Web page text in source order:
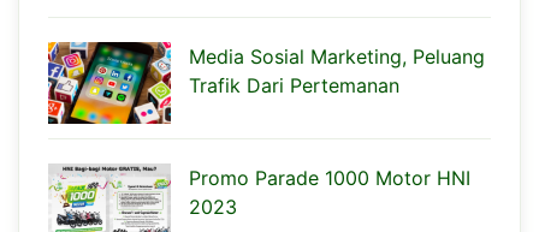
Media Sosial Marketing, Peluang
Trafik Dari Pertemanan
Promo Parade 1000 Motor HNI
2023